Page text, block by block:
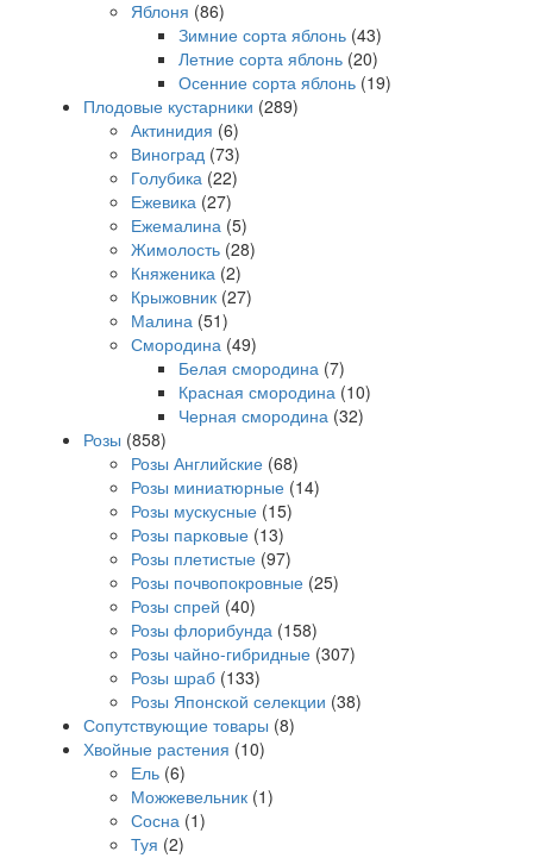
Яблоня (86)
Зимние сорта яблонь (43)
Летние сорта яблонь (20)
Осенние сорта яблонь (19)
Плодовые кустарники (289)
Актинидия (6)
Виноград (73)
Голубика (22)
Ежевика (27)
Ежемалина (5)
Жимолость (28)
Княженика (2)
Крыжовник (27)
Малина (51)
Смородина (49)
Белая смородина (7)
Красная смородина (10)
Черная смородина (32)
Розы (858)
Розы Английские (68)
Розы миниатюрные (14)
Розы мускусные (15)
Розы парковые (13)
Розы плетистые (97)
Розы почвопокровные (25)
Розы спрей (40)
Розы флорибунда (158)
Розы чайно-гибридные (307)
Розы шраб (133)
Розы Японской селекции (38)
Сопутствующие товары (8)
Хвойные растения (10)
Ель (6)
Можжевельник (1)
Сосна (1)
Туя (2)